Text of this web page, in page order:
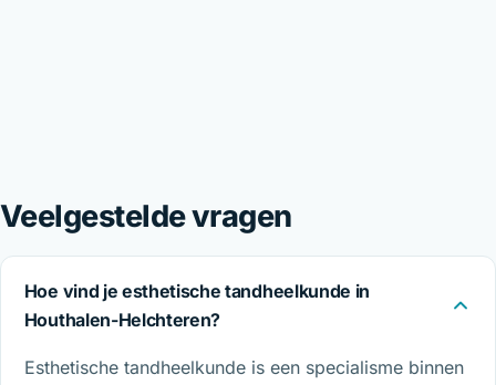
Veelgestelde vragen
Hoe vind je esthetische tandheelkunde in
Houthalen-Helchteren?
Esthetische tandheelkunde is een specialisme binnen